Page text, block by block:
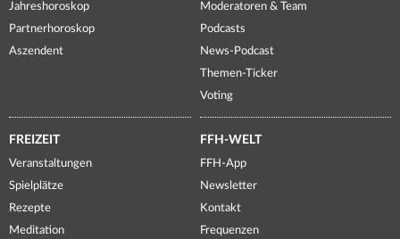
Jahreshoroskop
Partnerhoroskop
Aszendent
Moderatoren & Team
Podcasts
News-Podcast
Themen-Ticker
Voting
FREIZEIT
Veranstaltungen
Spielplätze
Rezepte
Meditation
FFH-WELT
FFH-App
Newsletter
Kontakt
Frequenzen